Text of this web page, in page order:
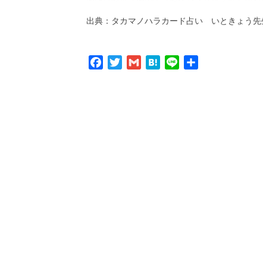
出典：タカマノハラカード占い いときょう先
Facebook
TwitterGmail Hatena
Line